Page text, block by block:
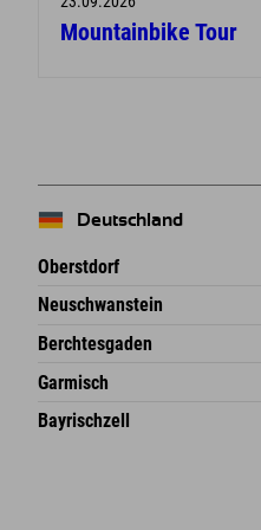
Mountainbike Tour
Deutschland
Oberstdorf
An der Breitach 3
Deutschland
Neuschwanstein
An der Riese 45
87484 Nesselwang im Allgäu
Deutschland
Berchtesgaden
Hofreitstr. 7
Deutschland
Garmisch
Frickenstraße 22
82490 Farchant
Bayrischzell